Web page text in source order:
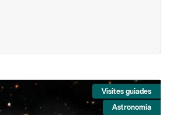
Visites guiades
Astronomia